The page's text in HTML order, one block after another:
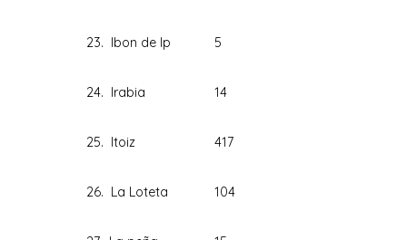
23. Ibon de Ip 5
24. Irabia 14
25. Itoiz 417
26. La Loteta 104